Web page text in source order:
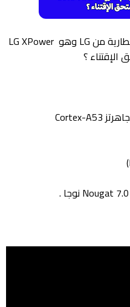
اليوم إنشاء الله فتح علبة عملاق البطارية من LG وهو LG XPower